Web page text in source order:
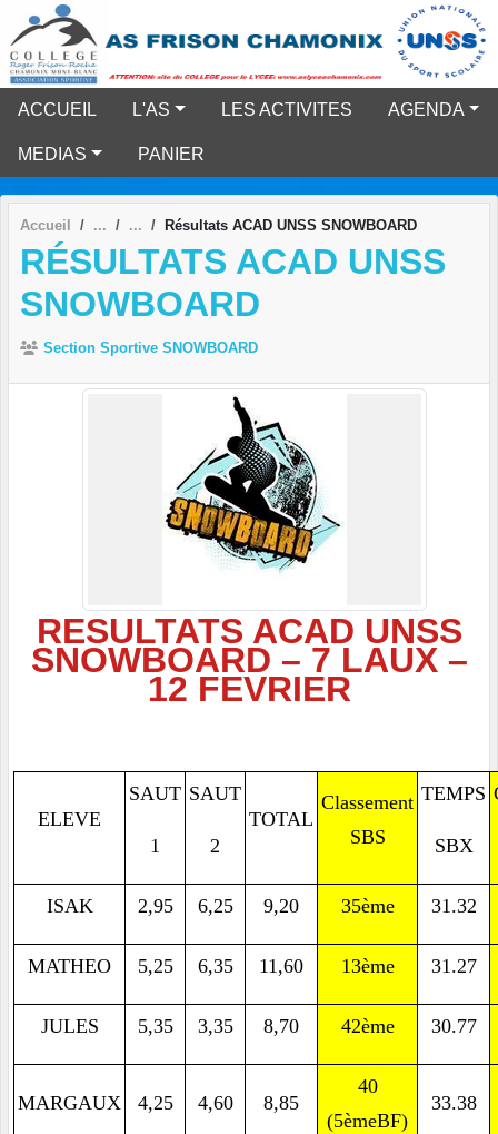
ACCUEIL L'AS LES ACTIVITES AGENDA
MEDIAS PANIER
Accueil Résultats ACAD UNSS SNOWBOARD
RÉSULTATS ACAD UNSS
SNOWBOARD
Section Sportive SNOWBOARD
RESULTATS ACAD UNSS
SNOWBOARD – 7 LAUX –
12 FEVRIER
ELEVE
SAUT
1
SAUT
2
TOTAL
Classement
SBS
TEMPS
SBX
ISAK 2,95 6,25 9,20 35ème 31.32
MATHEO 5,25 6,35 11,60 13ème 31.27
JULES 5,35 3,35 8,70 42ème 30.77
MARGAUX 4,25 4,60 8,85
40
(5èmeBF)
33.38
Panneau de gestion des cookies